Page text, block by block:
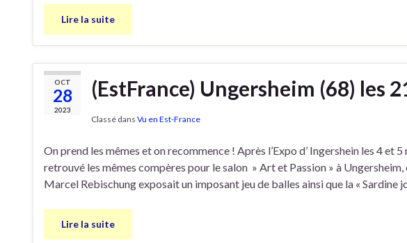
Lire la suite
OCT
28
2023
(EstFrance) Ungersheim (68)
Classé dans Vu en Est-France
On prend les mêmes et on recommence ! Après l’Expo d’ Ingershein les 4 et 5
retrouvé les mêmes compères pour le salon » Art et Passion » à
Marcel Rebischung exposait un imposant jeu de balles ainsi que la « Sardine
Lire la suite